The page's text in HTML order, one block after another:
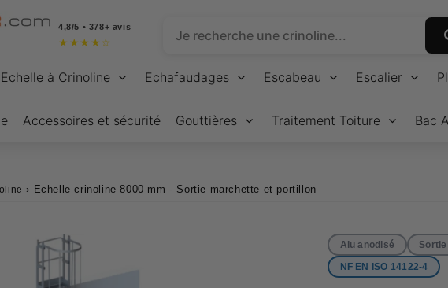
4,8/5 • 378+ avis
★ ★ ★ ★ ☆
Echelle à Crinoline Echafaudages Escabeau Escalier
Accessoires et sécurité Gouttières Traitement Toiture Bac
› Echelle crinoline 8000 mm - Sortie marchette et portillon
Alu anodisé
NF EN ISO 14122-4